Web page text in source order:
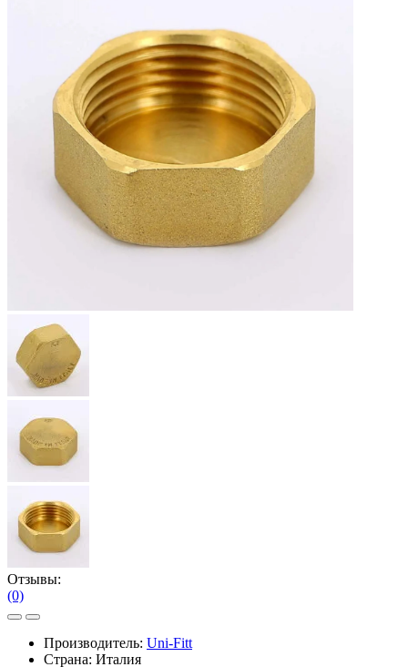
Отзывы:
(0)
Производитель: Uni-Fitt
Страна: Италия